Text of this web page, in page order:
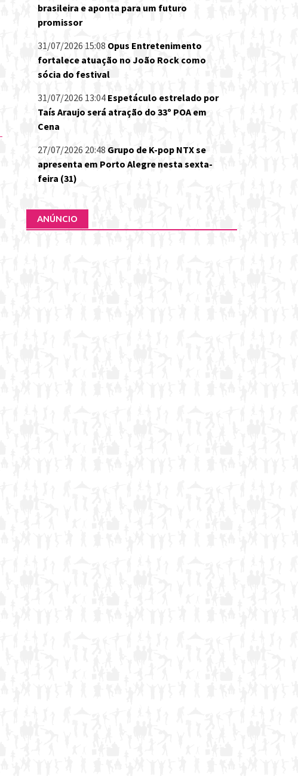
brasileira e aponta para um futuro
promissor
31/07/2026 15:08 Opus Entretenimento
fortalece atuação no João Rock como
sócia do festival
31/07/2026 13:04 Espetáculo estrelado por
Taís Araujo será atração do 33º POA em
Cena
27/07/2026 20:48 Grupo de K-pop NTX se
apresenta em Porto Alegre nesta sexta-
feira (31)
ANÚNCIO